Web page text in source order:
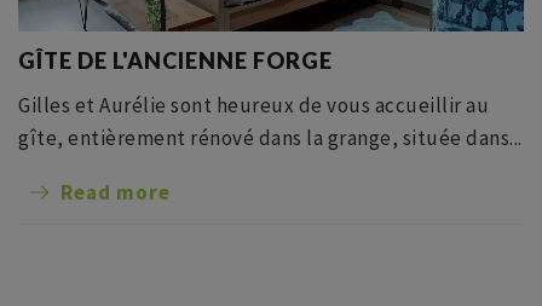
GÎTE DE L'ANCIENNE FORGE
Gilles et Aurélie sont heureux de vous accueillir au
gîte, entièrement rénové dans la grange, située dans...
Read more